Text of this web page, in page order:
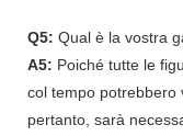
Q5: Qual è la vostra
A5: Poiché tutte le
col tempo potrebbero
pertanto, sarà